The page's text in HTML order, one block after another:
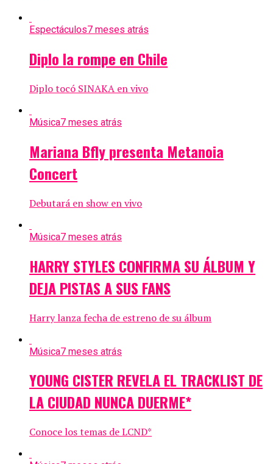
Espectáculos7 meses atrás
Diplo la rompe en Chile
Diplo tocó SINAKA en vivo
Música7 meses atrás
Mariana Bfly presenta Metanoia
Concert
Debutará en show en vivo
Música7 meses atrás
HARRY STYLES CONFIRMA SU ÁLBUM Y
DEJA PISTAS A SUS FANS
Harry lanza fecha de estreno de su álbum
Música7 meses atrás
YOUNG CISTER REVELA EL TRACKLIST DE
LA CIUDAD NUNCA DUERME*
Conoce los temas de LCND*